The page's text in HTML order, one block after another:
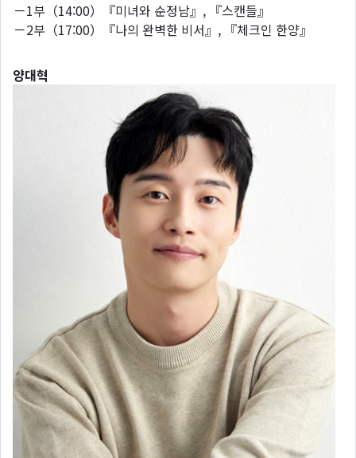
－1부（14:00）『미녀와 순정남』, 『스캔들』
－2부（17:00）『나의 완벽한 비서』, 『체크인 한양』
양대혁